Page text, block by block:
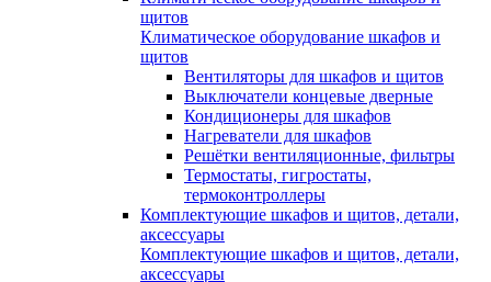
щитов
Климатическое оборудование шкафов и
щитов
Вентиляторы для шкафов и щитов
Выключатели концевые дверные
Кондиционеры для шкафов
Нагреватели для шкафов
Решётки вентиляционные, фильтры
Термостаты, гигростаты,
термоконтроллеры
Комплектующие шкафов и щитов, детали,
аксессуары
Комплектующие шкафов и щитов, детали,
аксессуары